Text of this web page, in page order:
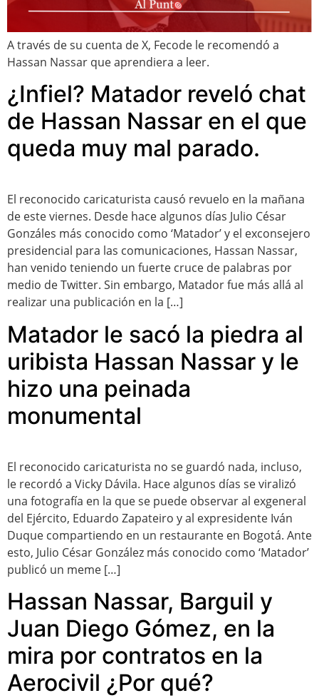
A través de su cuenta de X, Fecode le recomendó a
Hassan Nassar que aprendiera a leer.
¿Infiel? Matador reveló chat
de Hassan Nassar en el que
queda muy mal parado.
El reconocido caricaturista causó revuelo en la mañana
de este viernes. Desde hace algunos días Julio César
Gonzáles más conocido como ‘Matador’ y el exconsejero
presidencial para las comunicaciones, Hassan Nassar,
han venido teniendo un fuerte cruce de palabras por
medio de Twitter. Sin embargo, Matador fue más allá al
realizar una publicación en la […]
Matador le sacó la piedra al
uribista Hassan Nassar y le
hizo una peinada
monumental
El reconocido caricaturista no se guardó nada, incluso,
le recordó a Vicky Dávila. Hace algunos días se viralizó
una fotografía en la que se puede observar al exgeneral
del Ejército, Eduardo Zapateiro y al expresidente Iván
Duque compartiendo en un restaurante en Bogotá. Ante
esto, Julio César González más conocido como ‘Matador’
publicó un meme […]
Hassan Nassar, Barguil y
Juan Diego Gómez, en la
mira por contratos en la
Aerocivil ¿Por qué?